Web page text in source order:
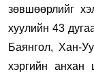
зөвшөөрлийг
хуулийн 43
Баянгол, Хан-
хэргийн анхан